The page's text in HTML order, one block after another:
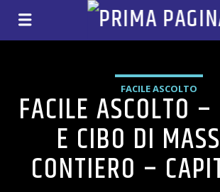
FACILE ASCOLTO
FACILE ASCOLTO
E CIBO DI
CONTIERO –